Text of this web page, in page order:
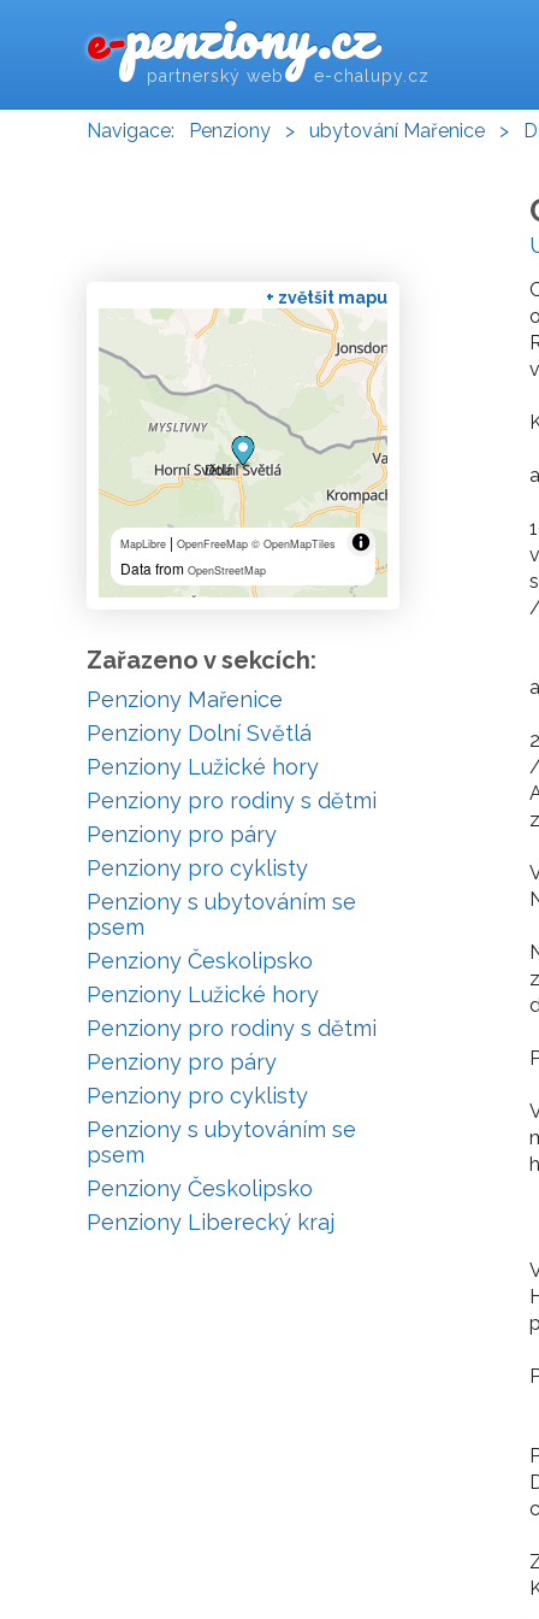
e-penziony.cz
partnerský web e-chalupy.cz
Navigace: Penziony > ubytování Mařenice >
/
/
+ zvětšit mapu
MapLibre | OpenFreeMap © OpenMapTiles
Data from OpenStreetMap
Zařazeno v sekcích:
Penziony Mařenice
Penziony Dolní Světlá
Penziony Lužické hory
Penziony pro rodiny s dětmi
Penziony pro páry
Penziony pro cyklisty
Penziony s ubytováním se
psem
Penziony Českolipsko
Penziony Lužické hory
Penziony pro rodiny s dětmi
Penziony pro páry
Penziony pro cyklisty
Penziony s ubytováním se
psem
Penziony Českolipsko
Penziony Liberecký kraj